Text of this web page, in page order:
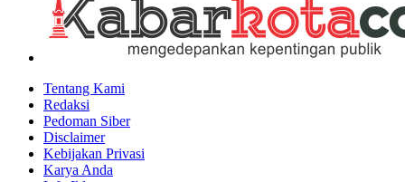
Tentang Kami
Redaksi
Pedoman Siber
Disclaimer
Kebijakan Privasi
Karya Anda